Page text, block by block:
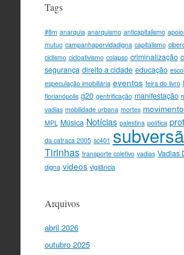
Tags
#8m anarquia anarquismo anticapitalismo
mutuo campanhaporvidadigna capitalismo
ciclismo cicloativismo colapso criminalização
segurança direito a cidade educação
especulação imobiliária eventos feira do livro
florianópolis g20 gentrificação manifestação
vadias mobilidade urbana mortes
MPL Música Notícias palestina política
da catraca 2005 sc401
Tirinhas transporte coletivo vadias Vadias
digna videos vigilância
Arquivos
abril 2026
outubro 2025